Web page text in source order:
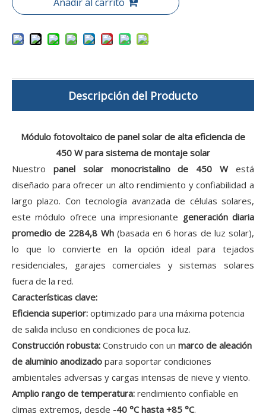
Descripción del Producto
Módulo fotovoltaico de panel solar de alta eficiencia de
450 W para sistema de montaje solar
Nuestro panel solar monocristalino de 450 Westá
diseñado para ofrecer un alto rendimiento y confiabilidad a
largo plazo. Con tecnología avanzada de células solares,
este módulo ofrece una impresionante generación diaria
promedio de 2284,8 Wh (basada en 6 horas de luz solar),
lo que lo convierte en la opción ideal para tejados
residenciales, garajes comerciales y sistemas solares
fuera de la red.
Características clave:
Eficiencia superior: optimizado para una máxima potencia
de salida incluso en condiciones de poca luz.
Construcción robusta: Construido con un marco de aleación
de aluminio anodizado para soportar condiciones
ambientales adversas y cargas intensas de nieve y viento.
Amplio rango de temperatura: rendimiento confiable en
climas extremos, desde -40 °C hasta +85 °C.